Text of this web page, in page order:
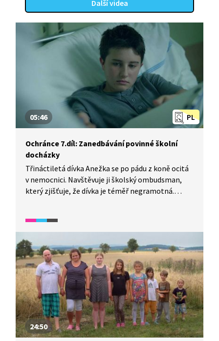
Další videa
PL
05:46
Ochránce 7.díl: Zanedbávání povinné školní
docházky
Třináctiletá dívka Anežka se po pádu z koně ocitá
v nemocnici. Navštěvuje ji školský ombudsman,
který zjišťuje, že dívka je téměř negramotná.
školní docházku své dcery na běžné základní škole
24:50